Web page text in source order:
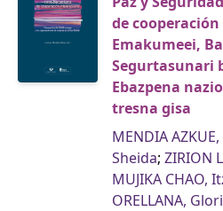
de
Emakumeei,
Segurtasunari
Ebazpena
tresna gisa
MENDIA
Sheida; ZIRION
MUJIKA CHAO,
ORELLANA,